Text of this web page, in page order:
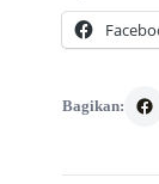
Bagikan: